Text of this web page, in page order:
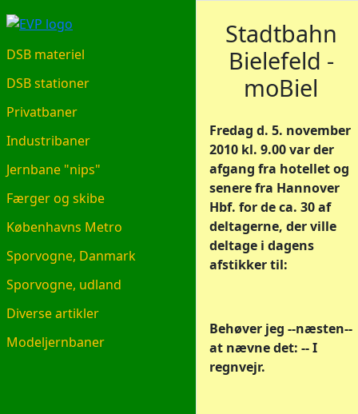
EVP.DK
DSB materiel
DSB stationer
Privatbaner
Industribaner
Jernbane "nips"
Færger og skibe
Københavns Metro
Sporvogne, Danmark
Sporvogne, udland
Diverse artikler
Modeljernbaner
Stadtbahn
Bielefeld -
moBiel
Fredag d. 5. november
2010 kl. 9.00 var der
afgang fra hotellet og
senere fra Hannover
Hbf. for de ca. 30 af
deltagerne, der ville
deltage i dagens
afstikker til:
Behøver jeg --næsten--
at nævne det: -- I
regnvejr.